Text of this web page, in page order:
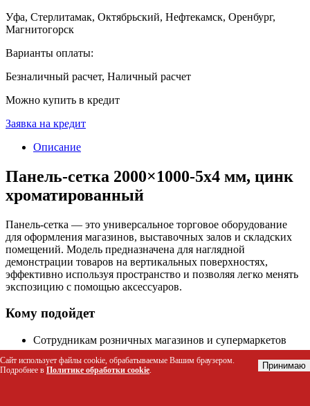
Уфа, Стерлитамак, Октябрьский, Нефтекамск, Оренбург,
Магнитогорск
Варианты оплаты:
Безналичный расчет, Наличный расчет
Можно купить в кредит
Заявка на кредит
Описание
Панель-сетка 2000×1000-5х4 мм, цинк
хроматированный
Панель-сетка — это универсальное торговое оборудование
для оформления магазинов, выставочных залов и складских
помещений. Модель предназначена для наглядной
демонстрации товаров на вертикальных поверхностях,
эффективно используя пространство и позволяя легко менять
экспозицию с помощью аксессуаров.
Кому подойдет
Сотрудникам розничных магазинов и супермаркетов
для выкладки товаров на стенах и стеллажах.
Менеджерам по мерчандайзингу для быстрой адаптации
экспозиции под разные группы товаров.
Сайт использует файлы cookie, обрабатываемые Вашим браузером.
Подробнее в Политике обработки cookie. Принимаю